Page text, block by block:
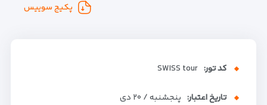
پکیج سوییس
کد تور: SWISS tour
تاریخ اعتبار: پنجشنبه / ۲۰ دی